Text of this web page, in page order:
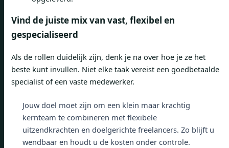
Vind de juiste mix van vast, flexibel en
gespecialiseerd
Als de rollen duidelijk zijn, denk je na over hoe je ze het
beste kunt invullen. Niet elke taak vereist een goedbetaalde
specialist of een vaste medewerker.
Jouw doel moet zijn om een ​​klein maar krachtig
kernteam te combineren met flexibele
uitzendkrachten en doelgerichte freelancers. Zo blijft u
wendbaar en houdt u de kosten onder controle.